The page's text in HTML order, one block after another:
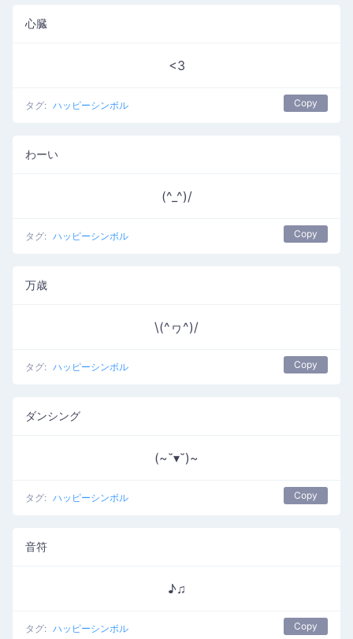
心臓
<3
タグ: ハッピーシンボル Copy
わーい
(^_^)/
タグ: ハッピーシンボル Copy
万歳
\(^ヮ^)/
タグ: ハッピーシンボル Copy
ダンシング
(~˘▾˘)~
タグ: ハッピーシンボル Copy
音符
♪♫
タグ: ハッピーシンボル Copy